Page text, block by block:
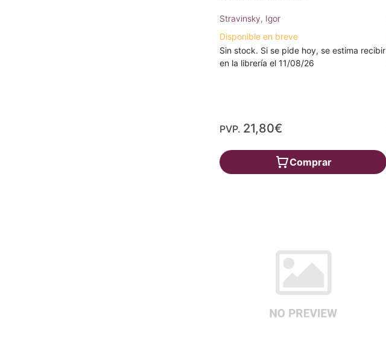
Stravinsky, Igor
Disponible en breve
Sin stock. Si se pide hoy, se estima recibir
en la librería el 11/08/26
PVP. 21,80€
Comprar